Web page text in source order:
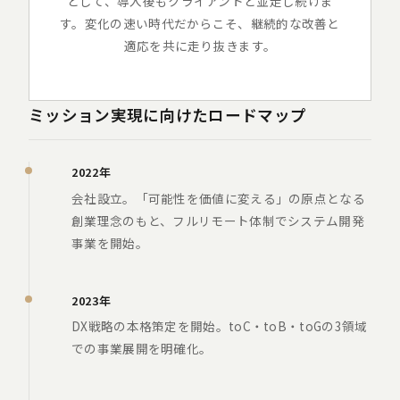
す。変化の速い時代だからこそ、継続的な改善と
適応を共に走り抜きます。
ミッション実現に向けたロードマップ
2022年
会社設立。「可能性を価値に変える」の原点となる
創業理念のもと、フルリモート体制でシステム開発
事業を開始。
2023年
DX戦略の本格策定を開始。toC・toB・toGの3領域
での事業展開を明確化。